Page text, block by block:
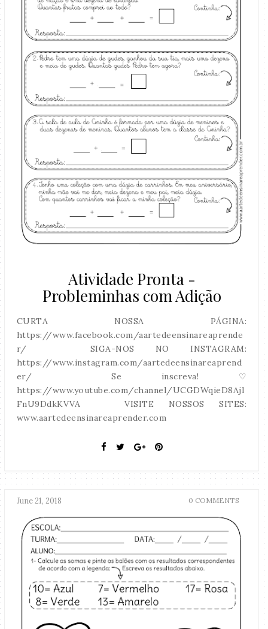
Atividade Pronta -
Probleminhas com Adição
CURTA NOSSA PÁGINA:
https://www.facebook.com/aartedeensinareaprende
r/ SIGA-NOS NO INSTAGRAM:
https://www.instagram.com/aartedeensinareaprend
er/ Se inscreva! ♡
https://www.youtube.com/channel/UCGDWqieD8Ajl
FnU9DdkKVVA VISITE NOSSOS SITES:
www.aartedeensinareaprender.com
June 21, 2018 0 COMMENTS